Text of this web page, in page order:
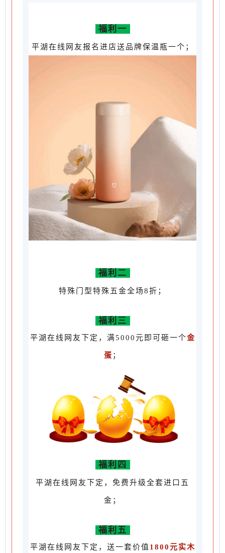
福利一
平湖在线网友报名进店送品牌保温瓶一个；
福利二
特殊门型特殊五金全场8折；
福利三
平湖在线网友下定，满5000元即可砸一个金
蛋 ；
福利四
平湖在线网友下定，免费升级全套进口五
金；
福利五
平湖在线网友下定，送一套价值 1800元实木